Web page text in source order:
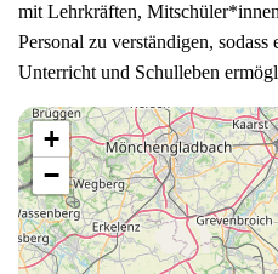
mit Lehrkräften,
Personal zu verständigen,
Unterricht und Schulleben
+
−